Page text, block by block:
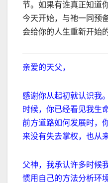
节。如果有谁真正知道
今天开始，与祂一同预
会给你的人生重新开始
亲爱的天父，
感谢你从起初就认识我
时候，你已经看见我生
前方道路如何发展时，
来没有失去掌权，也从
父神，我承认许多时候
惯用自己的方法分析环